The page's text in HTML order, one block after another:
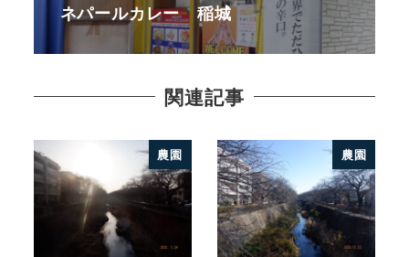
ネパールカレー 稲城
関連記事
農園 農園